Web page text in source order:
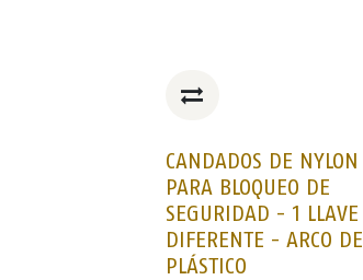
CANDADOS DE NYLON
PARA BLOQUEO DE
SEGURIDAD - 1 LLAVE
DIFERENTE - ARCO DE
PLÁSTICO